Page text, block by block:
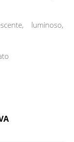
luminoso,